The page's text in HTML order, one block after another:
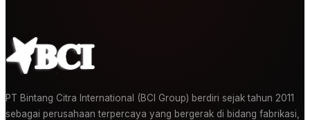
PT Bintang Citra International (BCI Group) berdiri sejak tahun 2011
sebagai perusahaan terpercaya yang bergerak di bidang fabrikasi,